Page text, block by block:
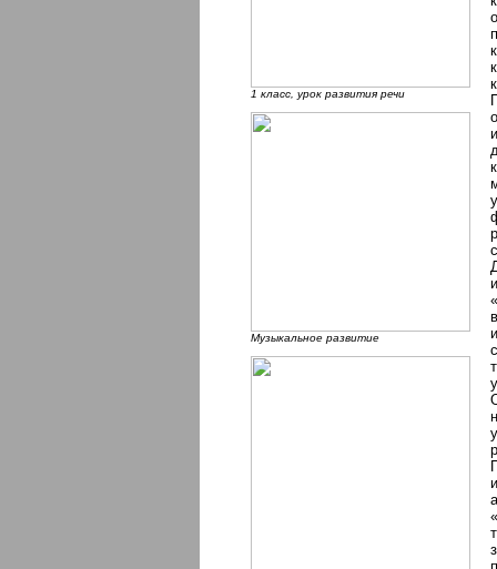
1 класс, урок развития речи
Музыкальное развитие